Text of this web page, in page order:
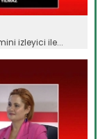
izleyici ile...